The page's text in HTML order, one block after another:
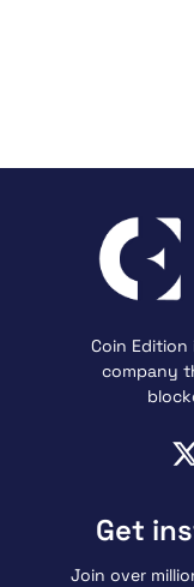
Coin
company
Get
Join over